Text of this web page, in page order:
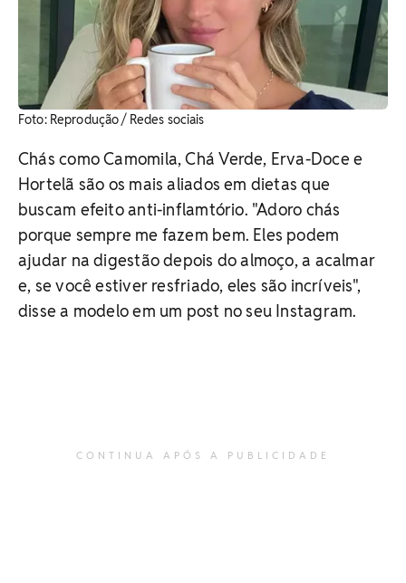
​Foto: Reprodução / Redes sociais
Chás como Camomila, Chá Verde, Erva-Doce e
Hortelã são os mais aliados em dietas que
buscam efeito anti-inflamtório. "Adoro chás
porque sempre me fazem bem. Eles podem
ajudar na digestão depois do almoço, a acalmar
e, se você estiver resfriado, eles são incríveis",
disse a modelo em um post no seu Instagram.
CONTINUA APÓS A PUBLICIDADE